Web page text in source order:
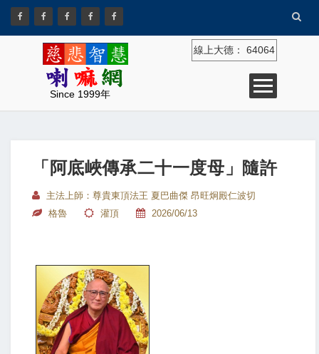
Since 1999年
線上大德： 64064
「阿底峽傳承二十一度母」隨許
主法上師：尊貴東頂法王 夏巴曲傑 昂旺炯殿仁波切
格魯
灌頂 2026/06/13